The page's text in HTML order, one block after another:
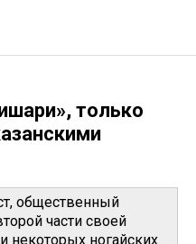
только
общественный
части своей
некоторых ногайских